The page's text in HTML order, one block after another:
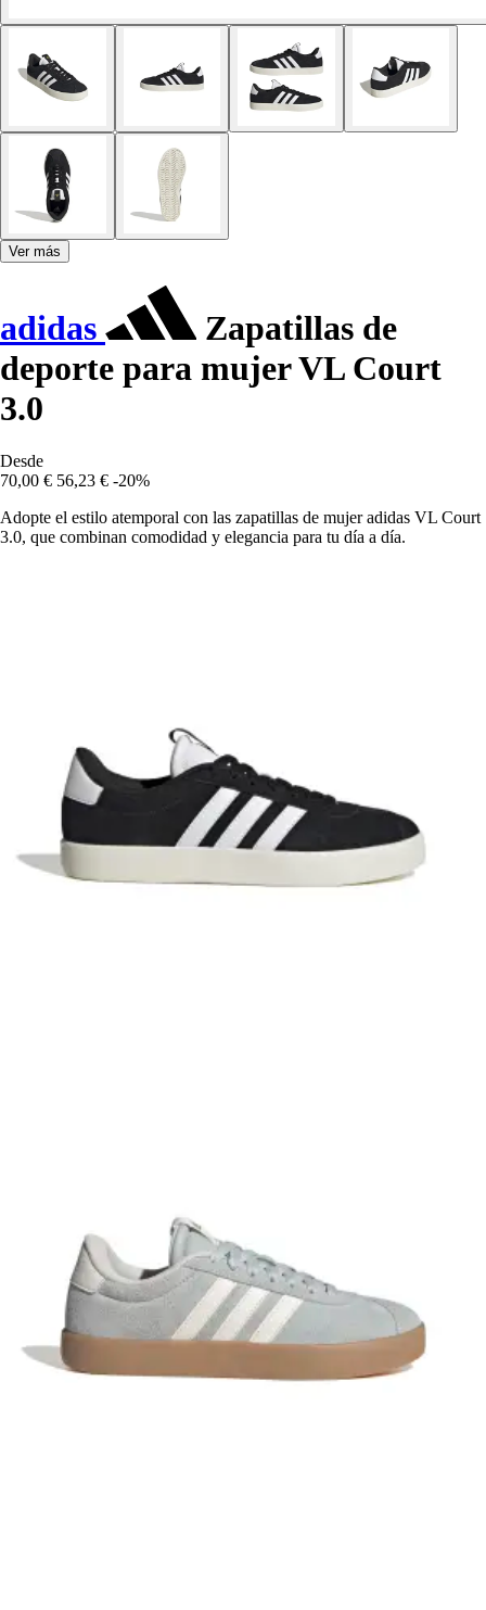
Ver más
adidas
Zapatillas de
deporte para mujer VL Court
3.0
Desde
70,00 € 56,23 € -20%
Adopte el estilo atemporal con las zapatillas de mujer adidas VL Court
3.0, que combinan comodidad y elegancia para tu día a día.